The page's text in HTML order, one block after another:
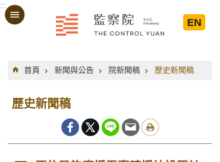
跳到主要內容區塊
:::
EN
:::
首頁
新聞與公告 院新聞稿 歷史新聞稿
歷史新聞稿